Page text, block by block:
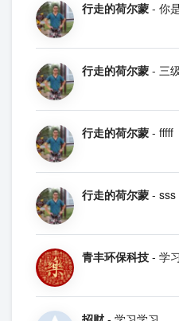
行走的荷尔蒙 - 你
行走的荷尔蒙
行走的荷尔蒙 - fffff
行走的荷尔蒙 - sss
青丰环保科技 - 学习